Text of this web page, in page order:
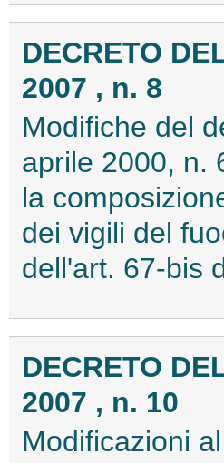
DECRETO
2007 , n. 8
Modifiche del
aprile 2000, n.
la
dei vigili del
dell'art. 67-bis
DECRETO
2007 , n. 10
Modificazioni